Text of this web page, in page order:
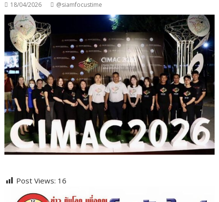
18/04/2026 @siamfocustime
Post Views: 16